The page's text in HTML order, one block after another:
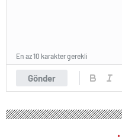
Gönder
En az 10 karakter gerekli